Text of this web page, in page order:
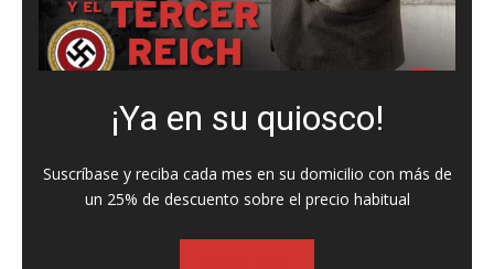
¡Ya en su quiosco!
Suscríbase y reciba cada mes en su domicilio con más de
un 25% de descuento sobre el precio habitual